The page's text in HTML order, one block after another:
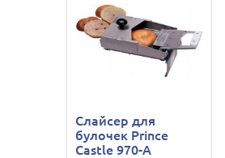
Слайсер для
булочек Prince
Castle 970-A